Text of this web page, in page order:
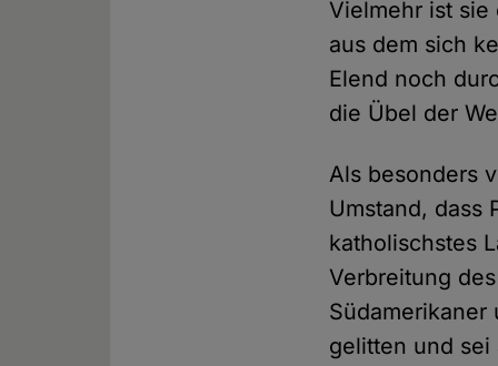
Vielmehr ist
aus dem sich
Elend noch
die Übel der
Als besonders
Umstand, dass
katholischstes
Verbreitung
gelitten und